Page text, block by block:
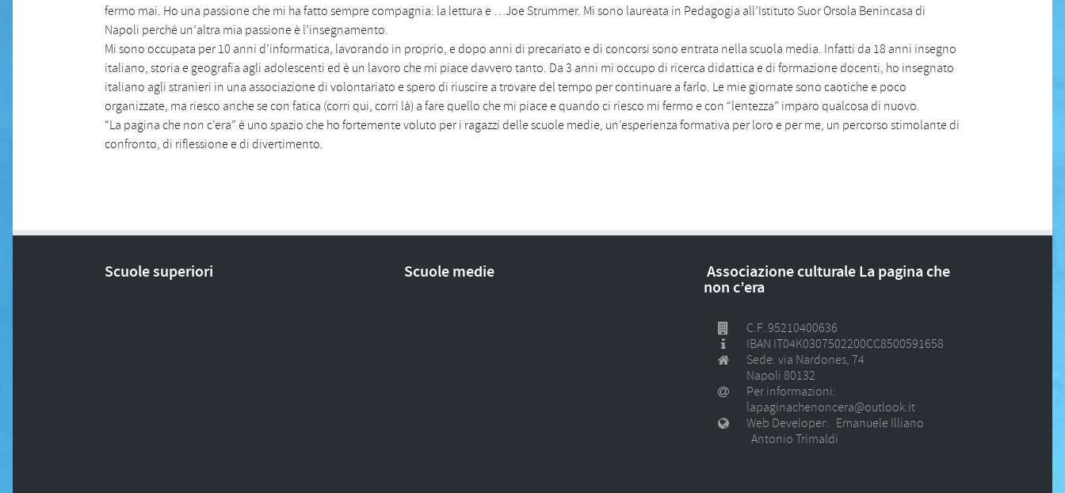
fermo mai. Ho una passione che mi ha fatto sempre compagnia: la lettura e …Joe Strummer. Mi sono laureata in Pedagogia all’Istituto Suor Orsola Benincasa di
Napoli perché un’altra mia passione è l’insegnamento.
Mi sono occupata per 10 anni d’informatica, lavorando in proprio, e dopo anni di precariato e di concorsi sono entrata nella scuola media. Infatti da 18 anni insegno
italiano, storia e geografia agli adolescenti ed è un lavoro che mi piace davvero tanto. Da 3 anni mi occupo di ricerca didattica e di formazione docenti, ho insegnato
italiano agli stranieri in una associazione di volontariato e spero di riuscire a trovare del tempo per continuare a farlo. Le mie giornate sono caotiche e poco
organizzate, ma riesco anche se con fatica (corri qui, corri là) a fare quello che mi piace e quando ci riesco mi fermo e con “lentezza” imparo qualcosa di nuovo.
“La pagina che non c’era” è uno spazio che ho fortemente voluto per i ragazzi delle scuole medie, un’esperienza formativa per loro e per me, un percorso stimolante di
confronto, di riflessione e di divertimento.
Scuole superiori Scuole medie Associazione culturale La pagina che
non c’era
C.F. 95210400636
IBAN IT04K0307502200CC8500591658
Sede: via Nardones, 74
Napoli 80132
Per informazioni:
lapaginachenoncera@outlook.it
Web Developer: Emanuele Illiano
Antonio Trimaldi